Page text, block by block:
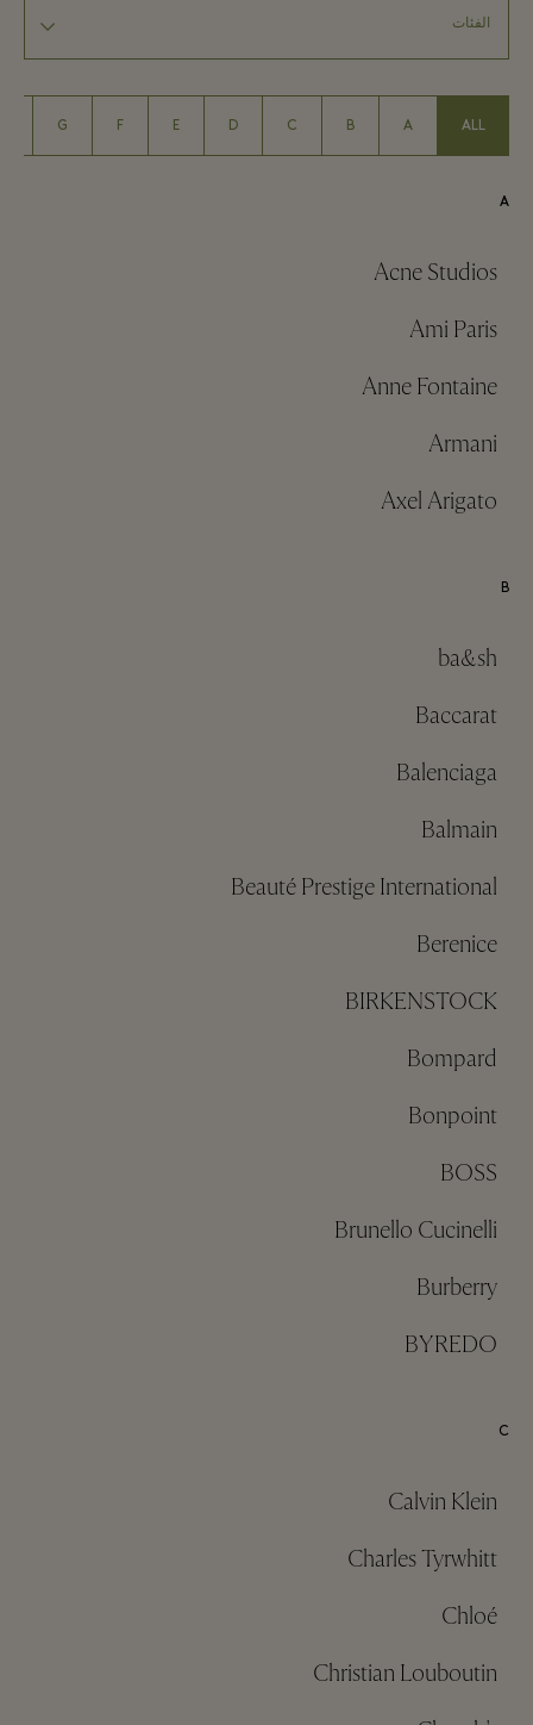
ALL
A
B
C
D
E
F
G
A
Acne Studios
Ami Paris
Anne Fontaine
Armani
Axel Arigato
B
ba&sh
Baccarat
Balenciaga
Balmain
Beauté Prestige International
Berenice
BIRKENSTOCK
Bompard
Bonpoint
BOSS
Brunello Cucinelli
Burberry
BYREDO
C
Calvin Klein
Charles Tyrwhitt
Chloé
Christian Louboutin